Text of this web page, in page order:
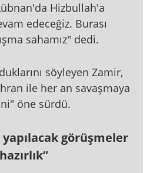
Hizbullah'a
edeceğiz. Burası
sahamız" dedi.
söyleyen Zamir,
ile her an savaşmaya
öne sürdü.
görüşmeler